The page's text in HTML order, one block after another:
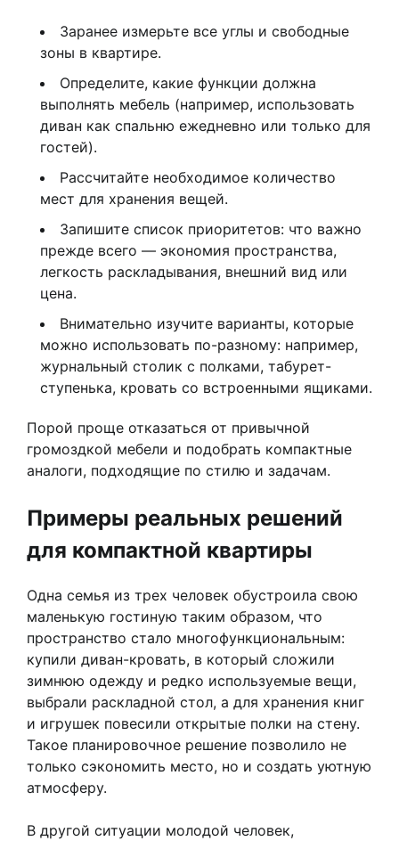
Заранее измерьте все углы и свободные
зоны в квартире.
Определите, какие функции должна
выполнять мебель (например, использовать
диван как спальню ежедневно или только для
гостей).
Рассчитайте необходимое количество
мест для хранения вещей.
Запишите список приоритетов: что важно
прежде всего — экономия пространства,
легкость раскладывания, внешний вид или
цена.
Внимательно изучите варианты, которые
можно использовать по-разному: например,
журнальный столик с полками, табурет-
ступенька, кровать со встроенными ящиками.
Порой проще отказаться от привычной
громоздкой мебели и подобрать компактные
аналоги, подходящие по стилю и задачам.
Примеры реальных решений
для компактной квартиры
Одна семья из трех человек обустроила свою
маленькую гостиную таким образом, что
пространство стало многофункциональным:
купили диван-кровать, в который сложили
зимнюю одежду и редко используемые вещи,
выбрали раскладной стол, а для хранения книг
и игрушек повесили открытые полки на стену.
Такое планировочное решение позволило не
только сэкономить место, но и создать уютную
атмосферу.
В другой ситуации молодой человек,